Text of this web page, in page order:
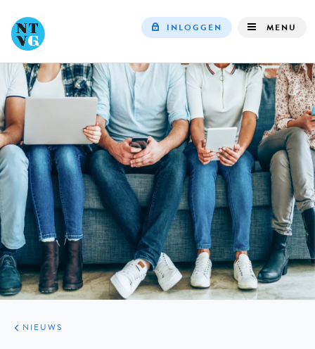
navigation
INLOGGEN MENU
ARTIKELEN
HET
KORT
NIEUWS